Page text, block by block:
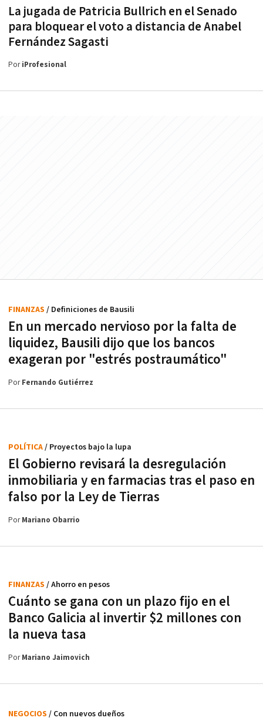
La jugada de Patricia Bullrich en el Senado
para bloquear el voto a distancia de Anabel
Fernández Sagasti
PoriProfesional
En un mercado nervioso por la falta de
liquidez, Bausili dijo que los bancos
exageran por "estrés postraumático"
FINANZAS / Definiciones de Bausili
PorFernando Gutiérrez
El Gobierno revisará la desregulación
inmobiliaria y en farmacias tras el paso en
falso por la Ley de Tierras
POLÍTICA/ Proyectos bajo la lupa
PorMariano Obarrio
Cuánto se gana con un plazo fijo en el
Banco Galicia al invertir $2 millones con
la nueva tasa
FINANZAS / Ahorro en pesos
PorMariano Jaimovich
NEGOCIOS / Con nuevos dueños